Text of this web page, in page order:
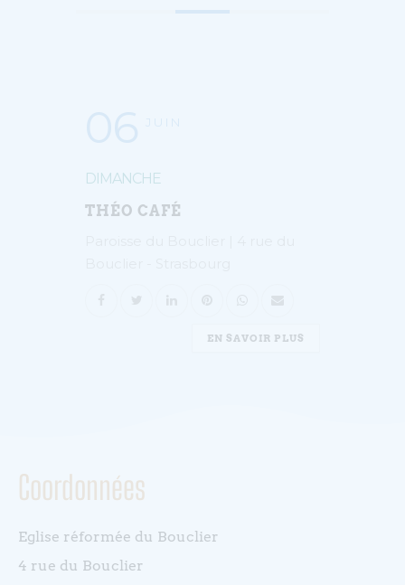
DIMANCHE
THÉO CAFÉ
EN SAVOIR PLUS
Coordonnées
Eglise réformée du Bouclier
4 rue du Bouclier